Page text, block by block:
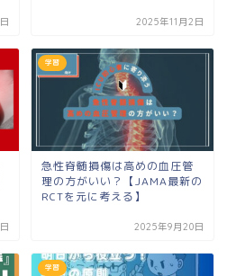
2025年11月2日
学習
急性脊髄損傷は高めの血圧管
理の方がいい？【JAMA最新の
RCTを元に考える】
2025年9月20日
学習